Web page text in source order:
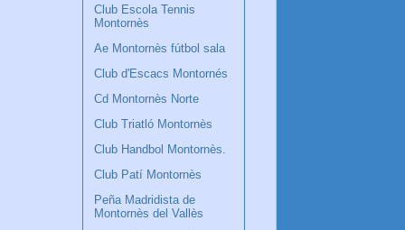
Club Escola Tennis
Montornès
Ae Montornès fútbol sala
Club d'Escacs Montornés
Cd Montornès Norte
Club Triatló Montornès
Club Handbol Montornès.
Club Patí Montornès
Peña Madridista de
Montornès del Vallès